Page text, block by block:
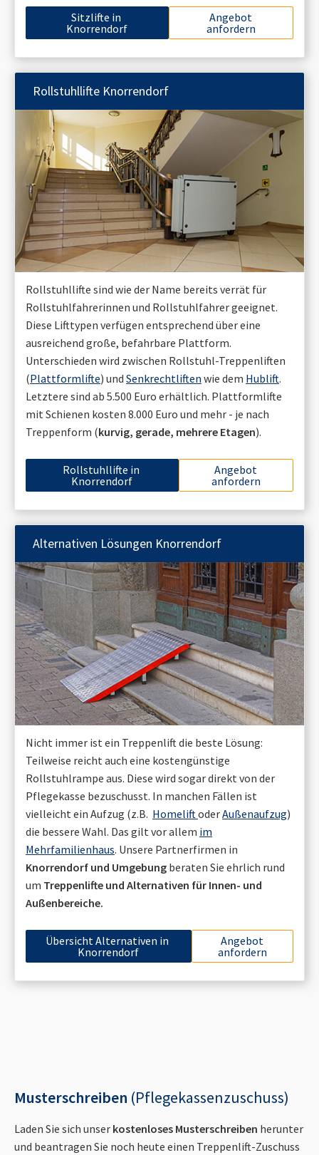
Sitzlifte in
Knorrendorf
Angebot
anfordern
Rollstuhllifte Knorrendorf
Rollstuhllifte sind wie der Name bereits verrät für
Rollstuhlfahrerinnen und Rollstuhlfahrer geeignet.
Diese Lifttypen verfügen entsprechend über eine
ausreichend große, befahrbare Plattform.
Unterschieden wird zwischen Rollstuhl-Treppenliften
(Plattformlifte) und Senkrechtliften wie dem Hublift.
Letztere sind ab 5.500 Euro erhältlich. Plattformlifte
mit Schienen kosten 8.000 Euro und mehr - je nach
Treppenform (kurvig, gerade, mehrere Etagen).
Rollstuhllifte in
Knorrendorf
Angebot
anfordern
Alternativen Lösungen Knorrendorf
Nicht immer ist ein Treppenlift die beste Lösung:
Teilweise reicht auch eine kostengünstige
Rollstuhlrampe aus. Diese wird sogar direkt von der
Pflegekasse bezuschusst. In manchen Fällen ist
vielleicht ein Aufzug (z.B. HomeliftoderAußenaufzug)
die bessere Wahl. Das gilt vor allem im
Mehrfamilienhaus. Unsere Partnerfirmen in
Knorrendorf und Umgebung beraten Sie ehrlich rund
um Treppenlifte und Alternativen für Innen- und
Außenbereiche.
Übersicht Alternativen in
Knorrendorf
Angebot
anfordern
Musterschreiben (Pflegekassenzuschuss)
Laden Sie sich unser kostenloses Musterschreiben herunter
und beantragen Sie noch heute einen Treppenlift-Zuschuss